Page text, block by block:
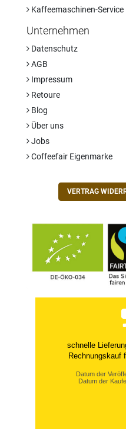
Kaffeemaschinen-Service
Unternehmen
Datenschutz
AGB
Impressum
Retoure
Blog
Über uns
Jobs
Coffeefair Eigenmarke
VERTRAG
schnelle
Rechnungskauf
Datum der
Datum der